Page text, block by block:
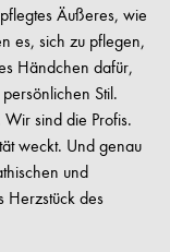
Äußeres, wie
es, sich zu pflegen,
Händchen dafür,
Stil.
sind die Profis.
weckt. Und genau
und
Herzstück des